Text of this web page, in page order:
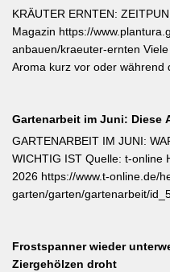
vorgezogen werden;
die Ernte beginnt ab August.
Jungpflanzen erhältlich und
tiefen, durchlässigen Boden.
KRÄUTER ERNTEN:
Magazin https://
anbauen/kraeuter-ernten
Aroma kurz vor oder
Abtrocknen des Taus, bevor
verflüchtigt. Beim Schnitt
einzelner Blätter — das
ermöglicht weitere Ernten im
Büschel kopfüber an einem
Gartenarbeit im Juni: Diese
GARTENARBEIT IM JUNI:
WICHTIG IST Quelle: t-online
2026 https://www.t-online.de/
garten/garten/gartenarbeit/
dem Boden — konsequent
Sorte verdrängen. Kletterrosen
Frostspanner wieder
Ziergehölzen droht